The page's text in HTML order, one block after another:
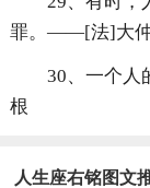
罪。——[法]大
30、一个
根
人生座右铭图文